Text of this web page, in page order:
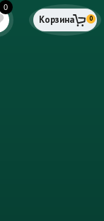
0
0
Корзина